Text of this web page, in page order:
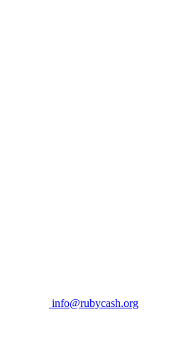
info@rubycash.org